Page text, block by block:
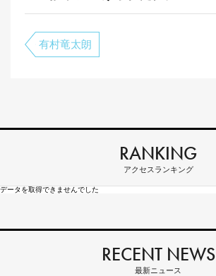
有村竜太朗
RANKING
アクセスランキング
データを取得できませんでした
RECENT NEWS
最新ニュース